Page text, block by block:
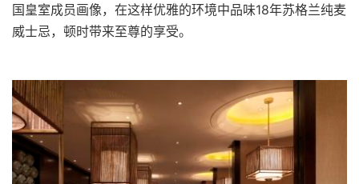
国皇室成员画像，在这样优雅的环境中品味18年苏格兰纯麦
威士忌，顿时带来至尊的享受。